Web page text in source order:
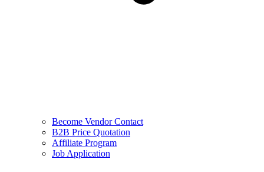
Become Vendor Contact
B2B Price Quotation
Affiliate Program
Job Application